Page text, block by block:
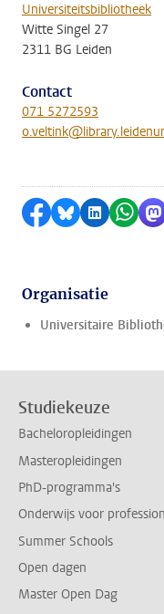
Universiteitsbibliotheek
Witte Singel 27
2311 BG Leiden
Contact
071 5272593
Delen op
Delen viaDelen op
Organisatie
Universitaire
Studiekeuze
Bacheloropleidingen
Masteropleidingen
PhD-programma's
Onderwijs voor
Summer Schools
Open dagen
Master Open Dag